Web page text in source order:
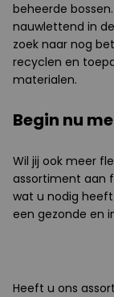
beheerde
nauwlettend in
zoek naar nog
recyclen en
materialen.
Begin nu
Wil jij ook meer
assortiment aan
wat u nodig
een gezonde en
Heeft u ons